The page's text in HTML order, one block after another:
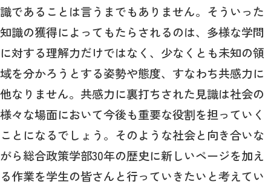
識であることは言うまでもありません。そういった
知識の獲得によってもたらされるのは、多様な学問
に対する理解力だけではなく、少なくとも未知の領
域を分かろうとする姿勢や態度、すなわち共感力に
他なりません。共感力に裏打ちされた見識は社会の
様々な場面において今後も重要な役割を担っていく
ことになるでしょう。そのような社会と向き合いな
がら総合政策学部30年の歴史に新しいページを加え
る作業を学生の皆さんと行っていきたいと考えてい